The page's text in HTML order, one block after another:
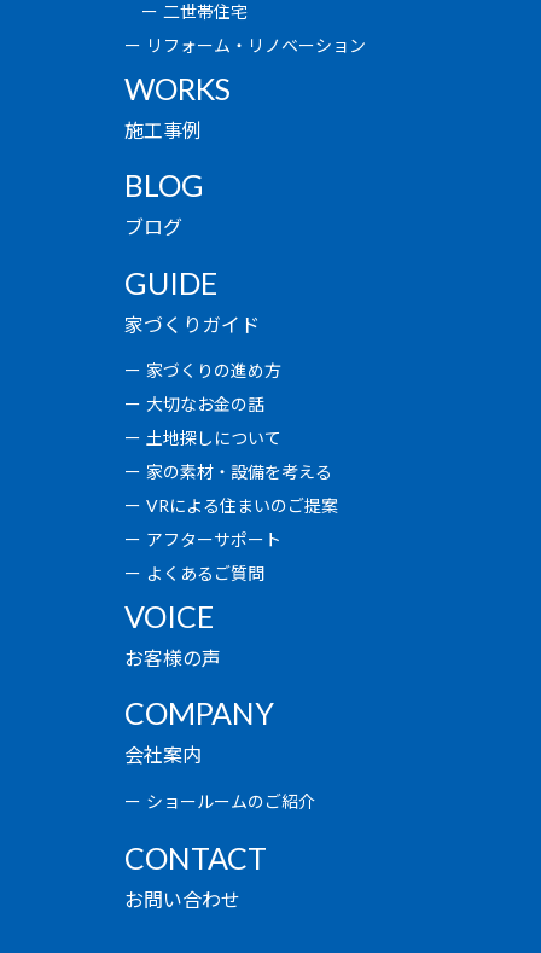
二世帯住宅
リフォーム・リノベーション
WORKS
施工事例
BLOG
ブログ
GUIDE
家づくりガイド
家づくりの進め方
大切なお金の話
土地探しについて
家の素材・設備を考える
VRによる住まいのご提案
アフターサポート
よくあるご質問
VOICE
お客様の声
COMPANY
会社案内
ショールームのご紹介
CONTACT
お問い合わせ